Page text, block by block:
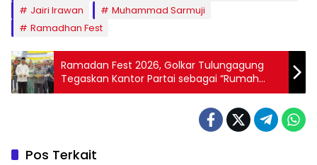
Jairi Irawan
Muhammad Sarmuji
Ramadhan Fest
Ramadan Fest 2026, Golkar Tulungagung
Tegaskan Kantor Partai sebagai “Rumah
Rakyat” dan Motor UMKM
Pos Terkait